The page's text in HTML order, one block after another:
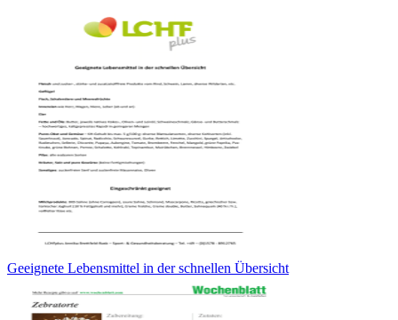
Geeignete Lebensmittel in der schnellen Übersicht